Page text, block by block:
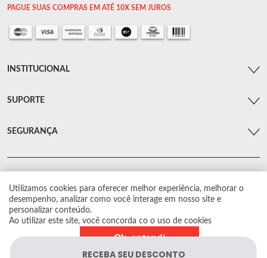
Utilizamos cookies para oferecer melhor experiência, melhorar o
desempenho, analizar como você interage em nosso site e
personalizar conteúdo.
Ao utilizar este site, você concorda co o uso de cookies
Ok, entendi
PAGUE SUAS COMPRAS EM ATÉ 10X SEM JUROS
INSTITUCIONAL
SUPORTE
SEGURANÇA
© Arsenal Car. Todos os direitos reservados.
Proibida reprodução total ou parcial. Preços e estoque sujeito a alterações sem
aviso prévio.